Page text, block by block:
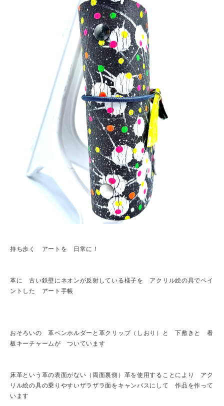
持ち歩く アートを 日常に！
革に 古い鉄壁にネオンが反射している様子を アクリル絵の具でペイ
ントした アート手帳
おそろいの 革ペンホルダーと革クリップ（しおり）と 下敷きと 看
板キーチャームが ついています
床革という革の表面がない（両面裏側）革を使用することにより アク
リル絵の具の乗りやすいザラザラ面をキャンバスにして 作品を作って
います